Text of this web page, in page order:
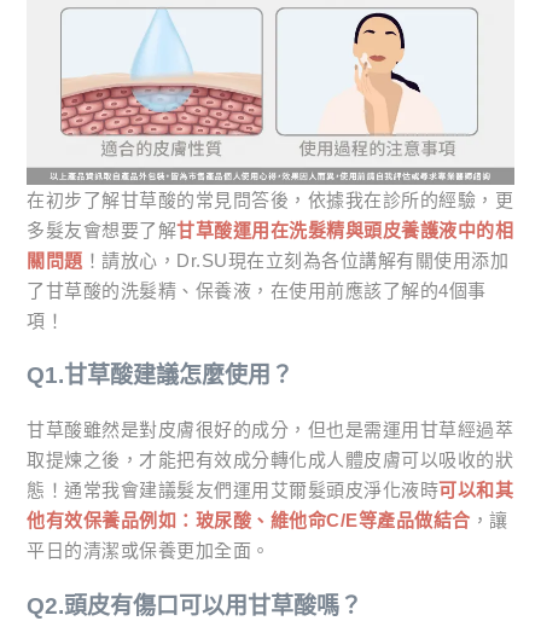
在初步了解甘草酸的常見問答後，依據我在診所的經驗，更
多髮友會想要了解甘草酸運用在洗髮精與頭皮養護液中的相
關問題 ！請放心，Dr.SU現在立刻為各位講解有關使用添加
了甘草酸的洗髮精、保養液，在使用前應該了解的4個事
項！
Q1.甘草酸建議怎麼使用？
甘草酸雖然是對皮膚很好的成分，但也是需運用甘草經過萃
取提煉之後，才能把有效成分轉化成人體皮膚可以吸收的狀
態！通常我會建議髮友們運用艾爾髮頭皮淨化液時可以和其
他有效保養品例如：玻尿酸、維他命C/E等產品做結合 ，讓
平日的清潔或保養更加全面。
Q2.頭皮有傷口可以用甘草酸嗎？